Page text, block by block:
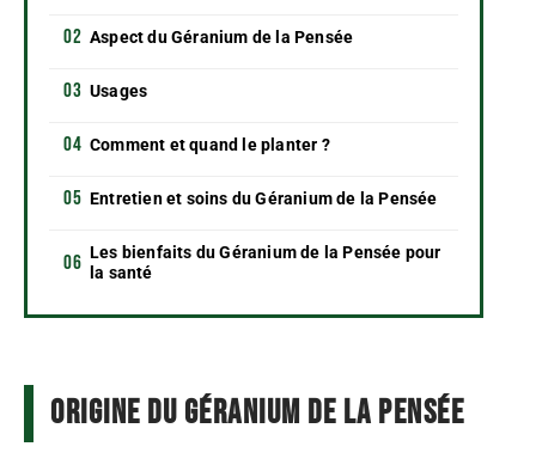
Aspect du Géranium de la Pensée
Usages
Comment et quand le planter ?
Entretien et soins du Géranium de la Pensée
Les bienfaits du Géranium de la Pensée pour
la santé
Origine du Géranium de la Pensée